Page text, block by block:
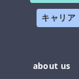
キャリア
about us